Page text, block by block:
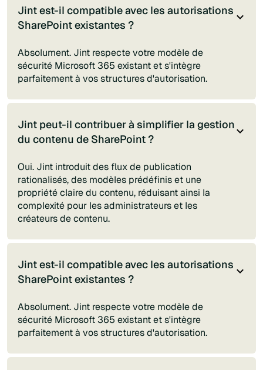
Jint est-il compatible avec les autorisations
SharePoint existantes ?
Absolument. Jint respecte votre modèle de
sécurité Microsoft 365 existant et s'intègre
parfaitement à vos structures d'autorisation.
Jint peut-il contribuer à simplifier la gestion
du contenu de SharePoint ?
Oui. Jint introduit des flux de publication
rationalisés, des modèles prédéfinis et une
propriété claire du contenu, réduisant ainsi la
complexité pour les administrateurs et les
créateurs de contenu.
Jint est-il compatible avec les autorisations
SharePoint existantes ?
Absolument. Jint respecte votre modèle de
sécurité Microsoft 365 existant et s'intègre
parfaitement à vos structures d'autorisation.